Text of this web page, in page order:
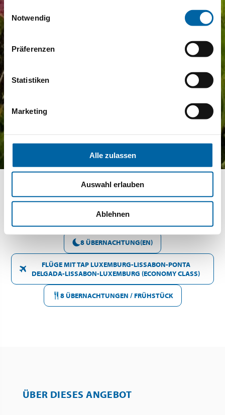
Notwendig
Präferenzen
Statistiken
Marketing
Alle zulassen
Auswahl erlauben
Ablehnen
8 ÜBERNACHTUNG(EN)
FLÜGE MIT TAP LUXEMBURG-LISSABON-PONTA
DELGADA-LISSABON-LUXEMBURG (ECONOMY CLASS)
8 ÜBERNACHTUNGEN / FRÜHSTÜCK
ÜBER DIESES ANGEBOT